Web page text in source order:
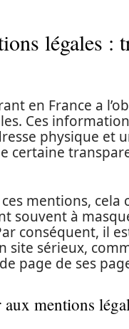
légales :
en France a
Ces
physique et
certaine
mentions,
souvent à
conséquent, il
site sérieux,
page de ses
mentions